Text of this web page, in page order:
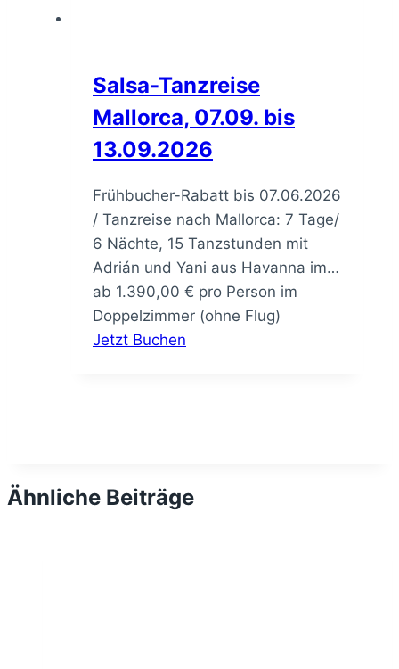
Salsa-Tanzreise
Mallorca, 07.09. bis
13.09.2026
Frühbucher-Rabatt bis 07.06.2026
/ Tanzreise nach Mallorca: 7 Tage/
6 Nächte, 15 Tanzstunden mit
Adrián und Yani aus Havanna im…
ab 1.390,00 € pro Person im
Doppelzimmer (ohne Flug)
Jetzt Buchen
Ähnliche Beiträge